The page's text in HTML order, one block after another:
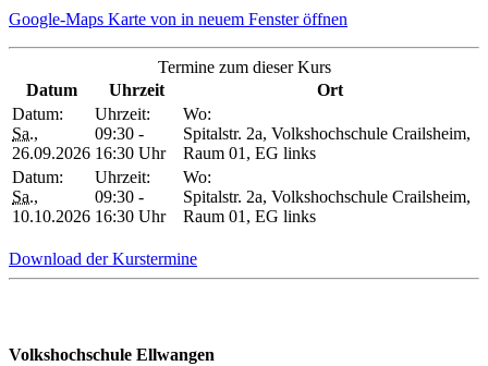
Google-Maps Karte von in neuem Fenster öffnen
Termine zum dieser Kurs
Datum
Uhrzeit
Ort
Datum:
Sa.,
26.09.2026
Uhrzeit:
09:30 -
16:30 Uhr
Wo:
Spitalstr. 2a, Volkshochschule Crailsheim,
Raum 01, EG links
Datum:
Sa.,
10.10.2026
Uhrzeit:
09:30 -
16:30 Uhr
Wo:
Spitalstr. 2a, Volkshochschule Crailsheim,
Raum 01, EG links
Download der Kurstermine
Volkshochschule Ellwangen